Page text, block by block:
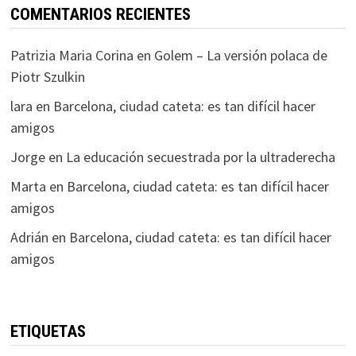
COMENTARIOS RECIENTES
Patrizia Maria Corina en Golem – La versión polaca de
Piotr Szulkin
lara en Barcelona, ciudad cateta: es tan difícil hacer
amigos
Jorgeen La educación secuestrada por la ultraderecha
Marta en Barcelona, ciudad cateta: es tan difícil hacer
amigos
Adrián en Barcelona, ciudad cateta: es tan difícil hacer
amigos
ETIQUETAS